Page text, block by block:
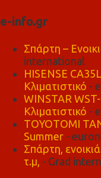
e-info.gr
Σπάρτη –
international
HISENSE
Κλιματιστικό -
WINSTAR
Κλιματιστικό -
TOYOTOMI
Summer -
Σπάρτη,
τ.μ, - Grad